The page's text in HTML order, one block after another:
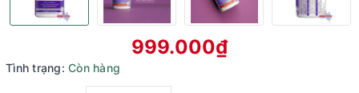
999.000₫
Tình trạng: Còn hàng